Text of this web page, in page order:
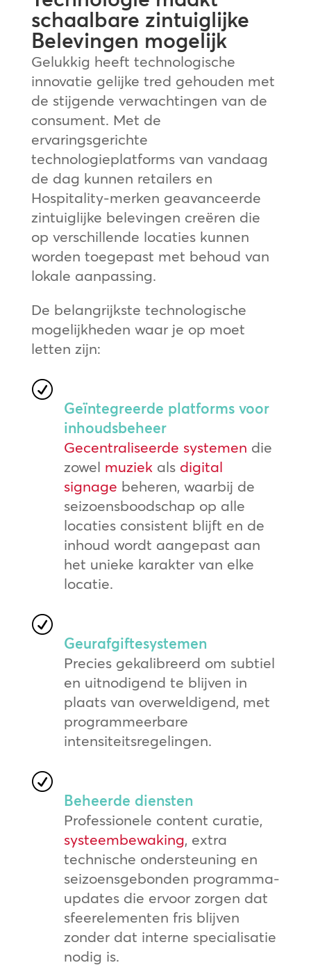
schaalbare zintuiglijke
Belevingen mogelijk
Gelukkig heeft technologische
innovatie gelijke tred gehouden met
de stijgende verwachtingen van de
consument. Met de
ervaringsgerichte
technologieplatforms van vandaag
de dag kunnen retailers en
Hospitality-merken geavanceerde
zintuiglijke belevingen creëren die
op verschillende locaties kunnen
worden toegepast met behoud van
lokale aanpassing.
De belangrijkste technologische
mogelijkheden waar je op moet
letten zijn:
R
Geïntegreerde platforms voor
inhoudsbeheer
Gecentraliseerde systemen die
zowel muziek als digital
signage beheren, waarbij de
seizoensboodschap op alle
locaties consistent blijft en de
inhoud wordt aangepast aan
het unieke karakter van elke
locatie.
R
Geurafgiftesystemen
Precies gekalibreerd om subtiel
en uitnodigend te blijven in
plaats van overweldigend, met
programmeerbare
intensiteitsregelingen.
R
Beheerde diensten
Professionele content curatie,
systeembewaking, extra
technische ondersteuning en
seizoensgebonden programma-
updates die ervoor zorgen dat
sfeerelementen fris blijven
zonder dat interne specialisatie
nodig is.